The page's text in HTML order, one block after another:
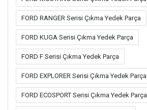
FORD RANGER Serisi Çıkma Yedek Parça
FORD KUGA Serisi Çıkma Yedek Parça
FORD F Serisi Çıkma Yedek Parça
FORD EXPLORER Serisi Çıkma Yedek Parça
FORD ECOSPORT Serisi Çıkma Yedek Parça